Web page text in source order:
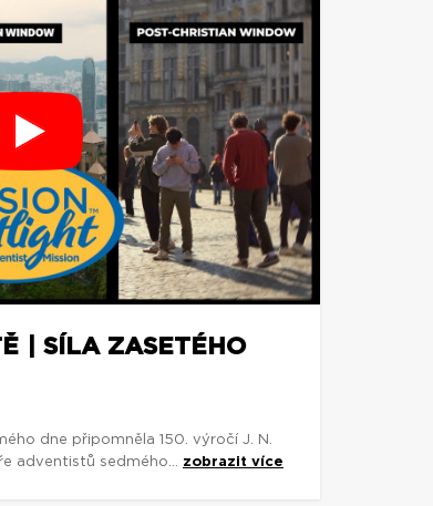
| SÍLA ZASETÉHO
dne připomněla 150. výročí J. N.
adventistů sedmého... zobrazit více